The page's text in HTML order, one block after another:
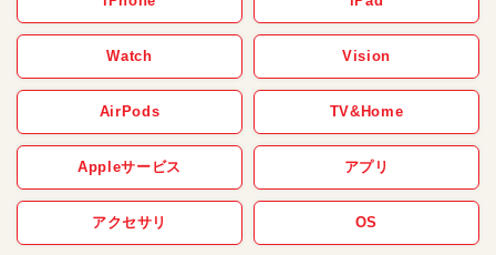
Watch Vision
AirPods TV&Home
Appleサービス アプリ
アクセサリ OS